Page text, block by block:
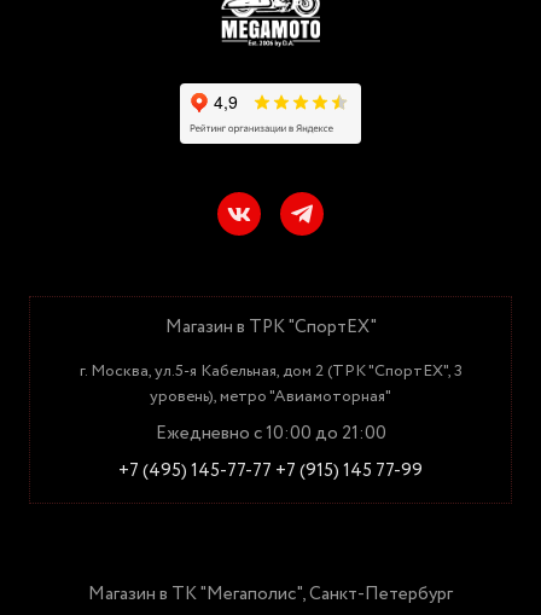
Магазин в ТРК "СпортЕХ"
г. Москва, ул.5-я Кабельная, дом 2 (ТРК "СпортЕХ", 3
уровень), метро "Авиамоторная"
Ежедневно с 10:00 до 21:00
+7 (495) 145-77-77 +7 (915) 145 77-99
Магазин в ТК "Мегаполис", Санкт-Петербург